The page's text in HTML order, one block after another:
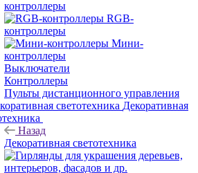
контроллеры
RGB-
контроллеры
Мини-
контроллеры
Выключатели
Контроллеры
Пульты дистанционного управления
Декоративная
Назад
Декоративная светотехника